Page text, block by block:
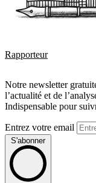
Rapporteur
Notre newsletter
l’actualité et de
Indispensable pour
Entrez votre email
S'abonner